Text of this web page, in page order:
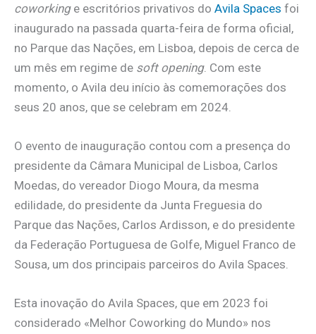
coworkinge escritórios privativos do Avila Spaces foi
inaugurado na passada quarta-feira de forma oficial,
no Parque das Nações, em Lisboa, depois de cerca de
um mês em regime de soft opening. Com este
momento, o Avila deu início às comemorações dos
seus 20 anos, que se celebram em 2024.
O evento de inauguração contou com a presença do
presidente da Câmara Municipal de Lisboa, Carlos
Moedas, do vereador Diogo Moura, da mesma
edilidade, do presidente da Junta Freguesia do
Parque das Nações, Carlos Ardisson, e do presidente
da Federação Portuguesa de Golfe, Miguel Franco de
Sousa, um dos principais parceiros do Avila Spaces.
Esta inovação do Avila Spaces, que em 2023 foi
considerado «Melhor Coworking do Mundo» nos